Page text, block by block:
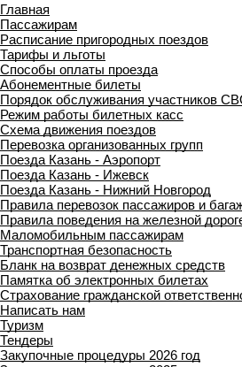
Главная
Пассажирам
Расписание пригородных поездов
Тарифы и льготы
Способы оплаты проезда
Абонементные билеты
Порядок обслуживания участников
Режим работы билетных касс
Схема движения поездов
Перевозка организованных групп
Поезда Казань - Аэропорт
Поезда Казань - Ижевск
Поезда Казань - Нижний Новгород
Правила перевозок пассажиров и
Правила поведения на железной
Маломобильным пассажирам
Транспортная безопасность
Бланк на возврат денежных средств
Памятка об электронных билетах
Страхование гражданской
Написать нам
Туризм
Тендеры
Закупочные процедуры 2026 год